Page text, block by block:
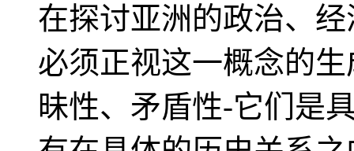
在探讨亚洲的政治、
必须正视这一概念的
昧性、矛盾性-它们是